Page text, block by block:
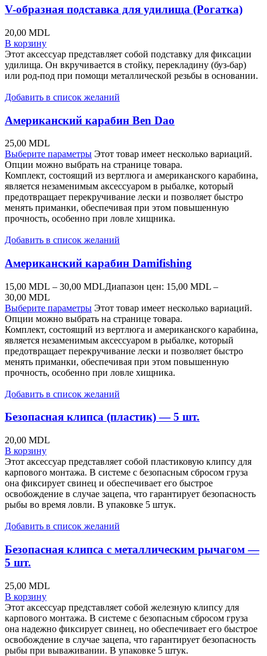
V-образная подставка для удилища (Рогатка)
20,00 MDL
В корзину
Этот аксессуар представляет собой подставку для фиксации
удилища. Он вкручивается в стойку, перекладину (буз-бар)
или род-под при помощи металлической резьбы в основании.
Добавить в список желаний
Американский карабин Ben Dao
25,00 MDL
Выберите параметры Этот товар имеет несколько вариаций.
Опции можно выбрать на странице товара.
Комплект, состоящий из вертлюга и американского карабина,
является незаменимым аксессуаром в рыбалке, который
предотвращает перекручивание лески и позволяет быстро
менять приманки, обеспечивая при этом повышенную
прочность, особенно при ловле хищника.
Добавить в список желаний
Американский карабин Damifishing
15,00 MDL – 30,00 MDLДиапазон цен: 15,00 MDL –
30,00 MDL
Выберите параметры Этот товар имеет несколько вариаций.
Опции можно выбрать на странице товара.
Комплект, состоящий из вертлюга и американского карабина,
является незаменимым аксессуаром в рыбалке, который
предотвращает перекручивание лески и позволяет быстро
менять приманки, обеспечивая при этом повышенную
прочность, особенно при ловле хищника.
Добавить в список желаний
Безопасная клипса (пластик) — 5 шт.
20,00 MDL
В корзину
Этот аксессуар представляет собой пластиковую клипсу для
карпового монтажа. В системе с безопасным сбросом груза
она фиксирует свинец и обеспечивает его быстрое
освобождение в случае зацепа, что гарантирует безопасность
рыбы во время ловли. В упаковке 5 штук.
Добавить в список желаний
Безопасная клипса с металлическим рычагом —
5 шт.
25,00 MDL
В корзину
Этот аксессуар представляет собой железную клипсу для
карпового монтажа. В системе с безопасным сбросом груза
она надежно фиксирует свинец, но обеспечивает его быстрое
освобождение в случае зацепа, что гарантирует безопасность
рыбы при вываживании. В упаковке 5 штук.